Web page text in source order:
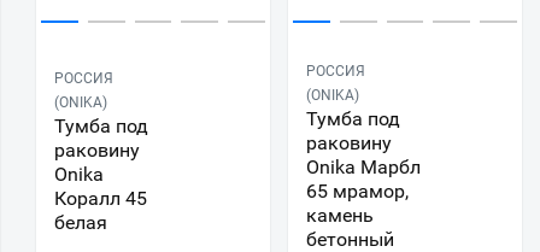
РОССИЯ
(ONIKA)
Тумба под
раковину
Onika
Коралл 45
белая
РОССИЯ
(ONIKA)
Тумба под
раковину
Onika Марбл
65 мрамор,
камень
бетонный